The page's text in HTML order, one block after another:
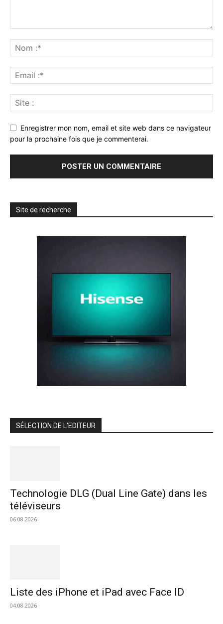
Enregistrer mon nom, email et site web dans ce navigateur
pour la prochaine fois que je commenterai.
Site de recherche
SÉLECTION DE L'EDITEUR
Technologie DLG (Dual Line Gate) dans les
téléviseurs
06.08.2026
Liste des iPhone et iPad avec Face ID
04.08.2026